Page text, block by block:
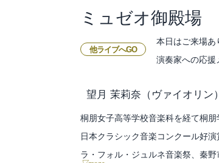
ミュゼオ御殿場
他ライブへGO
本日はご来場あ
演奏家への応援
望月 茉莉奈 （ヴァイオリン）
桐朋女子高等学校音楽科を経て桐
日本クラシック音楽コンクール好
ラ・フォル・ジュルネ音楽祭、秦野